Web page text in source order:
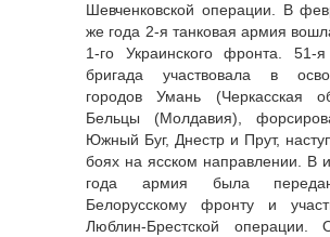
Шевченковской операции. В
же года 2-я танковая армия
1-го Украинского фронта. 51-я
бригада участвовала в
городов Умань (Черкасская
Бельцы (Молдавия),
Южный Буг, Днестр и Прут,
боях на ясском направлении. В
года армия была
Белорусскому фронту и
Люблин-Брестской операции.